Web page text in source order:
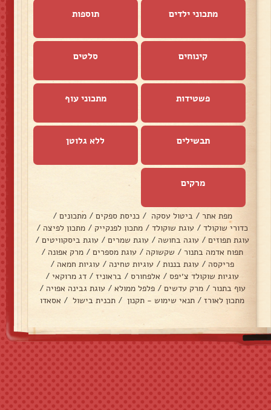
מתכוני ילדים תוספות
קינוחים סלטים
פשטידות מתכוני עוף
תבשילים ללא גלוטן
מרקים
מפת אתר / ביטול עסקה / כניסת ספקים / מתכונים /
כדורי שוקולד / עוגת שוקולד / מתכון לפנקייק / מתכון לפיצה /
עוגת תפוזים / עוגה בחושה / עוגת שמרים / עוגת ביסקוויטים /
תפוח אדמה בתנור / שקשוקה / עוגת מספרים / מרק אפונה /
פריקסה / עוגת בננות / עוגיות טחינה / עוגיות חמאה /
עוגיות שוקולד צ׳יפס / אלפחורס / בראוניז / דג מרוקאי /
עוף בתנור / מרק עדשים / פלפל ממולא / עוגת גבינה אפויה /
מתכון לאורז / תנאי שימוש - תקנון / תכנית בישול / אסאדו